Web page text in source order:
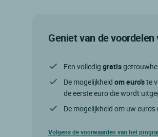
Geniet van de
Een volledig gratis
De mogelijkheid om euro'ste
de eerste euro die wordt
De mogelijkheid om uw
Volgens de voorwaarden van het